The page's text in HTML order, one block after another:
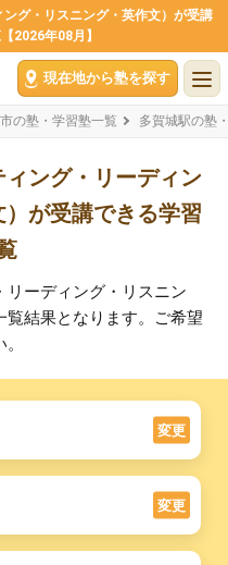
グ・リスニング・英作文）が受講
2026年08月】
現在地から塾を探す
の塾・学習塾一覧 多賀城駅の塾
ング・リーディン
が受講できる学習
リーディング・リスニン
結果となります。ご希望
変更
変更